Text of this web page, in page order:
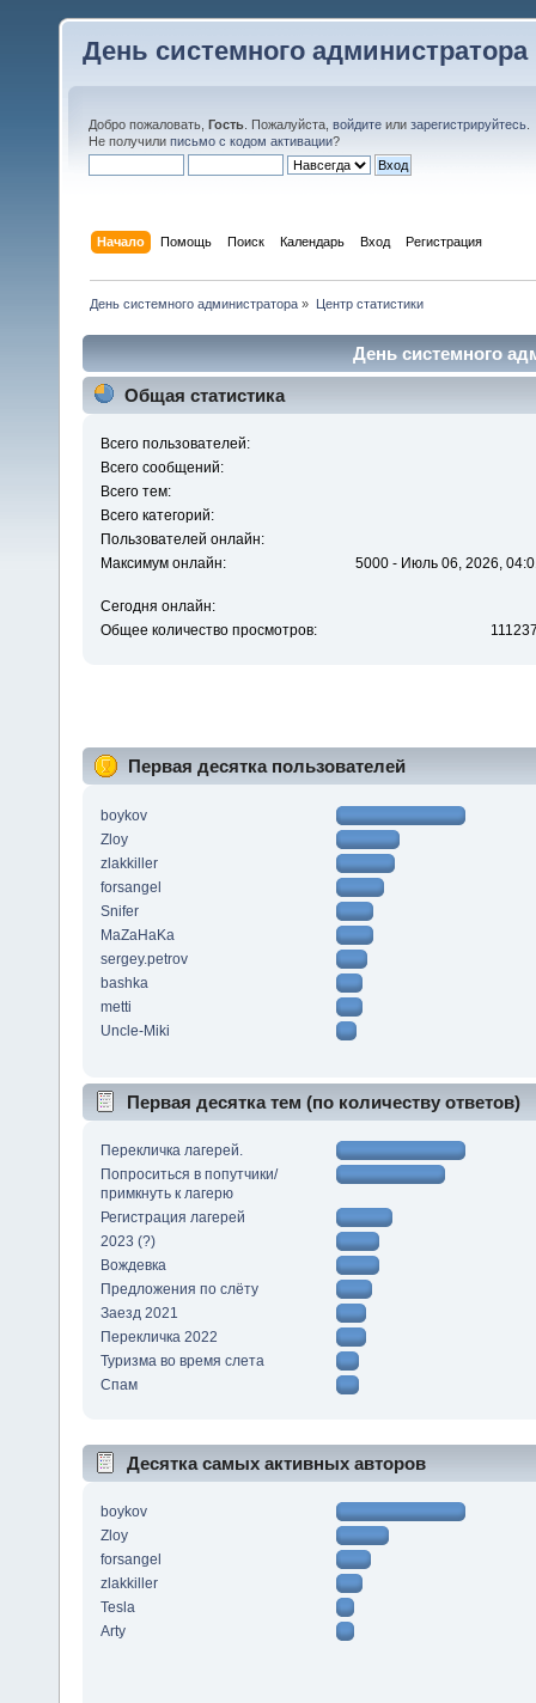
День системного администратора
Добро пожаловать, Гость . Пожалуйста, войдите или зарегистрируйтесь
Не получили письмо с кодом активации?
Начало Помощь Поиск Календарь Вход Регистрация
День системного администратора » Центр статистики
День системного
Общая статистика
Всего пользователей:
Всего сообщений:
Всего тем:
Всего категорий:
Пользователей онлайн:
Максимум онлайн:
5000 - Июль 06, 2026,
Сегодня онлайн:
Общее количество просмотров:
Первая десятка пользователей
boykov
Zloy
zlakkiller
forsangel
Snifer
MaZaHaKa
sergey.petrov
bashka
metti
Uncle-Miki
Первая десятка тем (по количеству ответов)
Перекличка лагерей.
Попроситься в попутчики/
примкнуть к лагерю
Регистрация лагерей
2023 (?)
Вождевка
Предложения по слёту
Заезд 2021
Перекличка 2022
Туризма во время слета
Спам
Десятка самых активных авторов
boykov
Zloy
forsangel
zlakkiller
Tesla
Arty